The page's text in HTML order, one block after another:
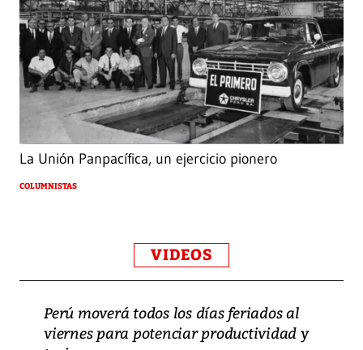
La Unión Panpacífica, un ejercicio pionero
COLUMNISTAS
VIDEOS
Perú moverá todos los días feriados al
viernes para potenciar productividad y